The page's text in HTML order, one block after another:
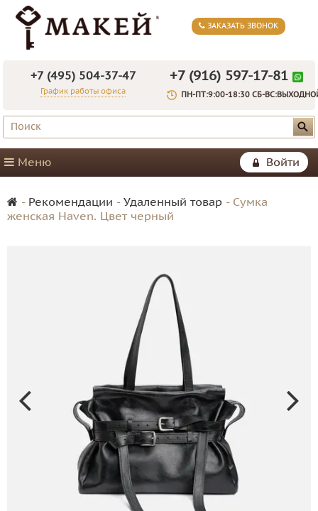
ЗАКАЗАТЬ ЗВОНОК
+7 (495) 504-37-47
График работы офиса
+7 (916) 597-17-81
ПН-ПТ:9:00-18:30 СБ-
Войти
Меню
- Рекомендации - Удаленный товар - Сумка
женская Haven. Цвет черный